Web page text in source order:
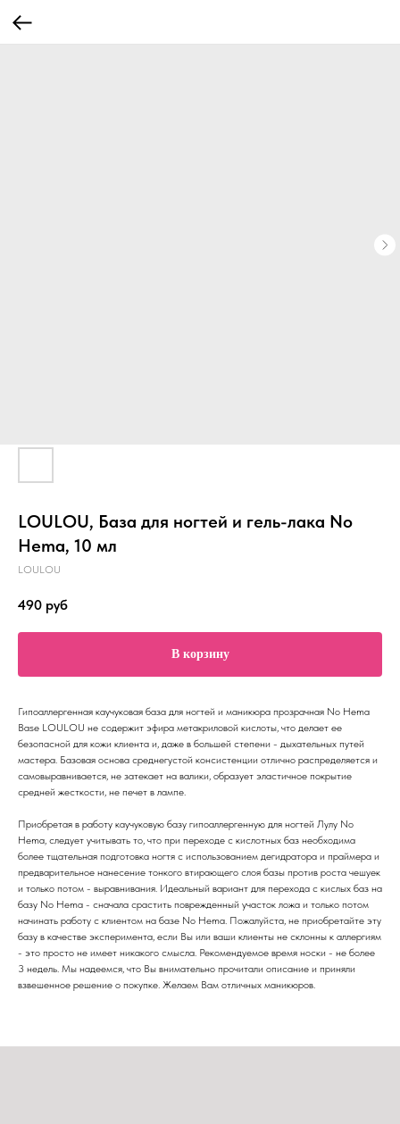
LOULOU, База для ногтей и гель-лака No
Hema, 10 мл
LOULOU
490 руб
В корзину
Гипоаллергенная каучуковая база для ногтей и маникюра прозрачная No Hema
Base LOULOU не содержит эфира метакриловой кислоты, что делает ее
безопасной для кожи клиента и, даже в большей степени - дыхательных путей
мастера. Базовая основа среднегустой консистенции отлично распределяется и
самовыравнивается, не затекает на валики, образует эластичное покрытие
средней жесткости, не печет в лампе.
Приобретая в работу каучуковую базу гипоаллергенную для ногтей Лулу No
Hema, следует учитывать то, что при переходе с кислотных баз необходима
более тщательная подготовка ногтя с использованием дегидратора и праймера и
предварительное нанесение тонкого втирающего слоя базы против роста чешуек
и только потом - выравнивания. Идеальный вариант для перехода с кислых баз на
базу No Hema - сначала срастить поврежденный участок ложа и только потом
начинать работу с клиентом на базе No Hema. Пожалуйста, не приобретайте эту
базу в качестве эксперимента, если Вы или ваши клиенты не склонны к аллергиям
- это просто не имеет никакого смысла. Рекомендуемое время носки - не более
3 недель. Мы надеемся, что Вы внимательно прочитали описание и приняли
взвешенное решение о покупке. Желаем Вам отличных маникюров.